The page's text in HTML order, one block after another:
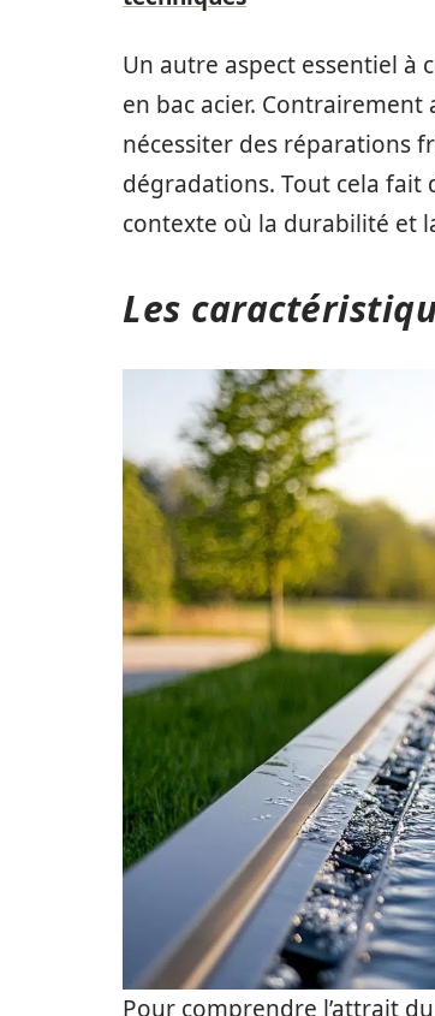
Un autre aspect essentiel à
en bac acier.
nécessiter des réparations
dégradations. Tout cela
contexte où la durabilité et
Les
Pour comprendre l’attrait